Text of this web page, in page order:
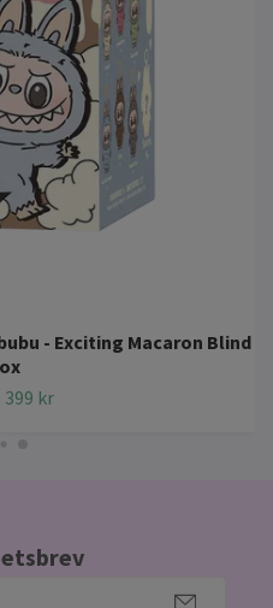
- Exciting Macaron Blind
399 kr